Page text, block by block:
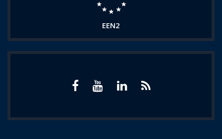
EEN2